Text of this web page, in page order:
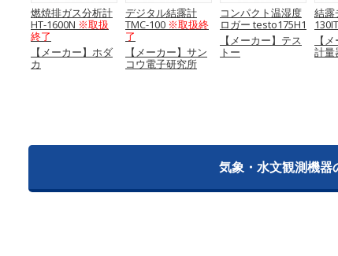
燃焼排ガス分析計
HT-1600N ※取扱
終了
【メーカー】ホダ
カ
デジタル結露計
TMC-100 ※取扱終
了
【メーカー】サン
コウ電子研究所
コンパクト温湿度
ロガー testo175H1
【メーカー】テス
トー
結露
【
計量
気象・水文観測機器